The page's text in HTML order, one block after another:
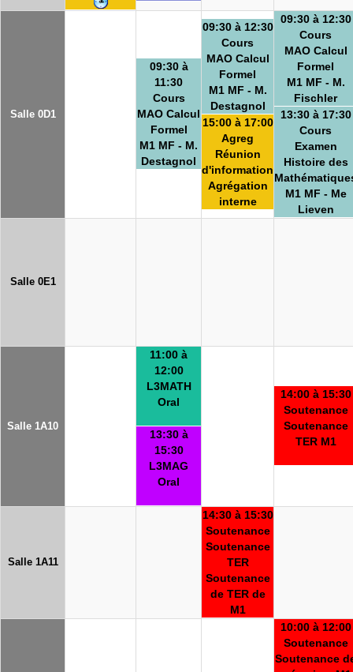
Salle 0D1
09:30 à
11:30
Cours
MAO Calcul
Formel
M1 MF - M.
Destagnol
09:30 à 12:30
Cours
MAO Calcul
Formel
M1 MF - M.
Destagnol
15:00 à 17:00
Agreg
Réunion
d'information
Agrégation
interne
09:30 à 12:30
Cours
MAO Calcul
Formel
M1 MF - M.
Fischler
13:30 à 17:30
Cours
Examen
Histoire des
M1 MF - Me
Lieven
Salle 0E1
Salle 1A10
11:00 à
12:00
L3MATH
Oral
13:30 à
15:30
L3MAG
Oral
14:00 à 15:30
Soutenance
Soutenance
TER M1
Salle 1A11
14:30 à 15:30
Soutenance
Soutenance
TER
Soutenance
de TER de
M1
10:00 à 12:00
Soutenance
Soutenance